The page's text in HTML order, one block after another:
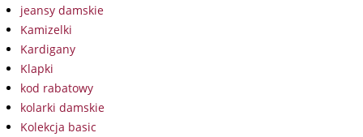
jeansy damskie
Kamizelki
Kardigany
Klapki
kod rabatowy
kolarki damskie
Kolekcja basic